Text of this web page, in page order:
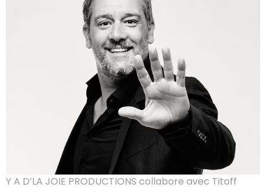
Y A D’LA JOIE PRODUCTIONS collabore avec Titoff